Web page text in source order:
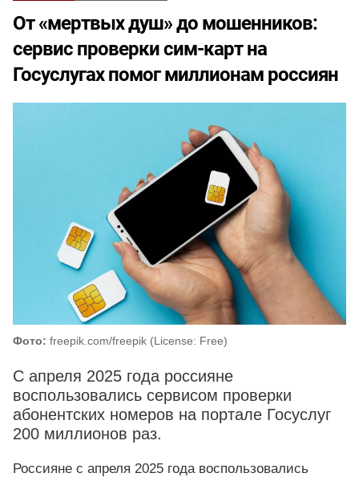
От «мертвых душ» до мошенников:
сервис проверки сим-карт на
Госуслугах помог миллионам россиян
Фото: freepik.com/freepik (License: Free)
С апреля 2025 года россияне
воспользовались сервисом проверки
абонентских номеров на портале Госуслуг
200 миллионов раз.
Россияне с апреля 2025 года воспользовались